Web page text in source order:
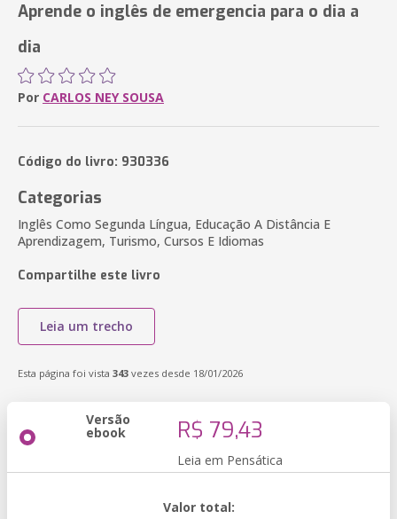
Aprende o inglês de emergencia para o dia a
dia
Por CARLOS NEY SOUSA
Código do livro: 930336
Categorias
Inglês Como Segunda Língua, Educação A Distância E
Aprendizagem, Turismo, Cursos E Idiomas
Compartilhe este livro
Leia um trecho
Esta página foi vista 343 vezes desde 18/01/2026
Versão
ebook R$ 79,43
Leia em Pensática
Valor total: